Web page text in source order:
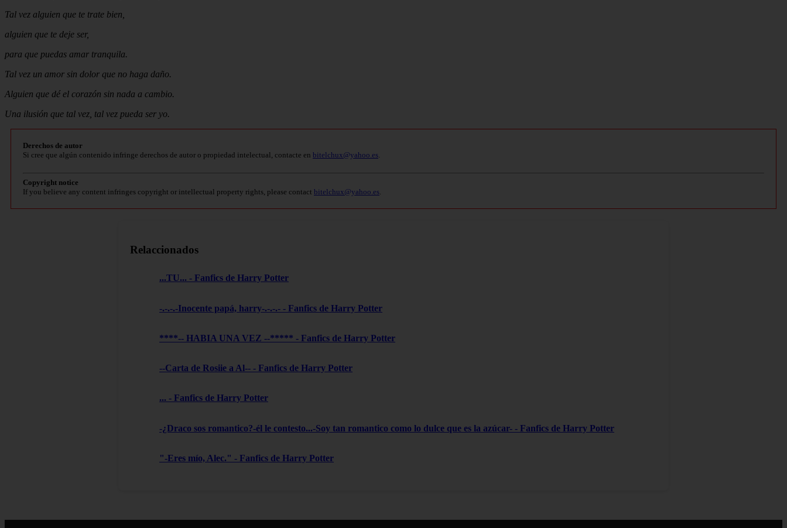
Tal vez alguien que te trate bien,
alguien que te deje ser,
para que puedas amar tranquila.
Tal vez un amor sin dolor que no haga daño.
Alguien que dé el corazón sin nada a cambio.
Una ilusión que tal vez, tal vez pueda ser yo.
Derechos de autor
Si cree que algún contenido infringe derechos de autor o propiedad intelectual, contacte en bitelchux@yahoo.es
Copyright notice
If you believe any content infringes copyright or intellectual property rights, please contact bitelchux@yahoo.es
Relaccionados
...TU... - Fanfics de Harry Potter
-.-.-.-Inocente papá, harry-.-.-.- - Fanfics de Harry Potter
****-- HABIA UNA VEZ --***** - Fanfics de Harry Potter
--Carta de Rosiie a Al-- - Fanfics de Harry Potter
... - Fanfics de Harry Potter
-¿Draco sos romantico?-él le contesto...-Soy tan romantico como lo dulce que es la azúcar- - Fanfics de Harry Potter
"-Eres mío, Alec." - Fanfics de Harry Potter